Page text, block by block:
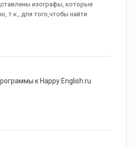
изографы, которые
т.к., для того,чтобы найти
к Happy English.ru